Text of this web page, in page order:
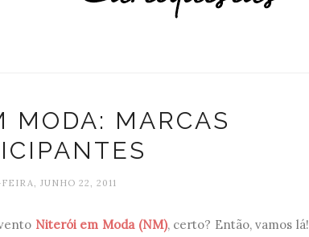
MODA: MARCAS
JUNHO 22, 2011
Niterói em Moda (NM), certo? Então, vamos lá!